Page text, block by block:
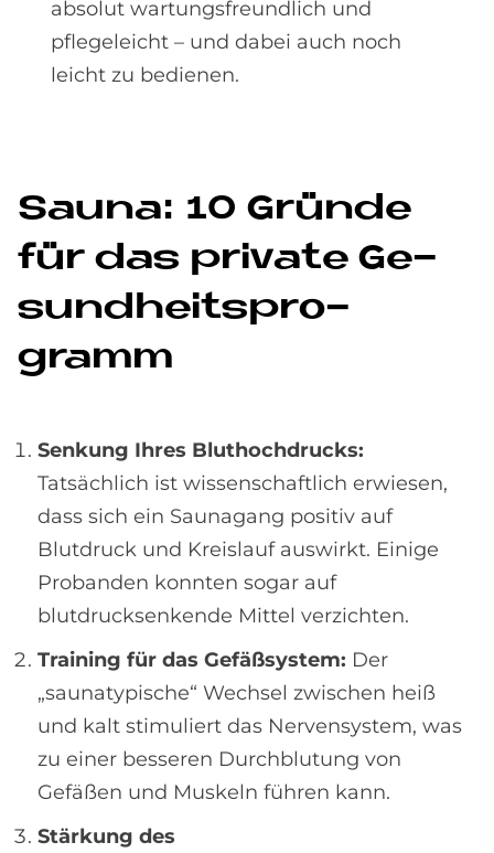
absolut wartungsfreundlich und
pflegeleicht – und dabei auch noch
leicht zu bedienen.
Sau­na: 10 Grün­de
für das pri­va­te Ge­
sund­heits­pro­
gramm
Senkung Ihres Bluthochdrucks:
Tatsächlich ist wissenschaftlich erwiesen,
dass sich ein Saunagang positiv auf
Blutdruck und Kreislauf auswirkt. Einige
Probanden konnten sogar auf
blutdrucksenkende Mittel verzichten.
Training für das Gefäßsystem: Der
„saunatypische“ Wechsel zwischen heiß
und kalt stimuliert das Nervensystem, was
zu einer besseren Durchblutung von
Gefäßen und Muskeln führen kann.
Stärkung des